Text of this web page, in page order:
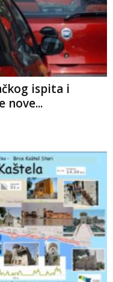
ispita i
nove...